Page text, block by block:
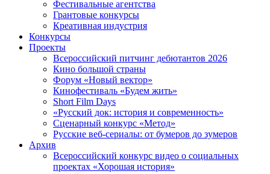
Фестивальные агентства
Грантовые конкурсы
Креативная индустрия
Конкурсы
Проекты
Всероссийский питчинг дебютантов 2026
Кино большой страны
Форум «Новый вектор»
Кинофестиваль «Будем жить»
Short Film Days
«Русский док: история и современность»
Сценарный конкурс «Метод»
Русские веб-сериалы: от бумеров до зумеров
Архив
Всероссийский конкурс видео о социальных
проектах «Хорошая история»